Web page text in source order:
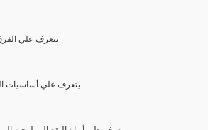
(1) يتعرف علي
(2) يتعرف علي أساسيات